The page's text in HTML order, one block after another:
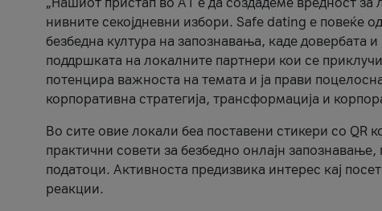
нивните секојдневни избори. Safe dating е повеќе
безбедна култура на запознавања, каде довербата
поддршката на локалните партнери кои се
потенцира важноста на темата и ја прави
корпоративна стратегија, трансформација и
Во сите овие локали беа поставени стикери со QR
практични совети за безбедно онлајн
податоци. Активноста предизвика интерес кај
реакции.